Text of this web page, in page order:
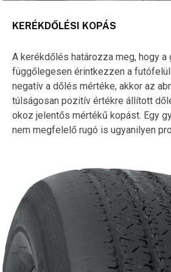
KERÉKDŐLÉSI KOPÁS
A kerékdőlés határozza meg, hogy a
függőlegesen érintkezzen a
negatív a dőlés mértéke, akkor az
túlságosan pozitív értékre állított
okoz jelentős mértékű kopást. Egy
nem megfelelő rugó is ugyanilyen